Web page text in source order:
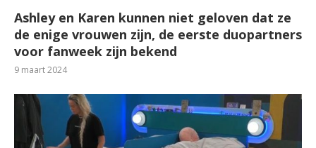
Ashley en Karen kunnen niet geloven dat ze
de enige vrouwen zijn, de eerste duopartners
voor fanweek zijn bekend
9 maart 2024